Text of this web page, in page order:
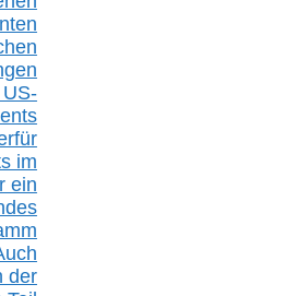
im
ein
der